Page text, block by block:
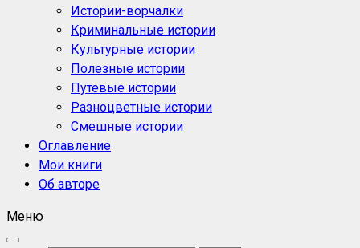
Истории-ворчалки
Криминальные истории
Культурные истории
Полезные истории
Путевые истории
Разноцветные истории
Смешные истории
Оглавление
Мои книги
Об авторе
Меню